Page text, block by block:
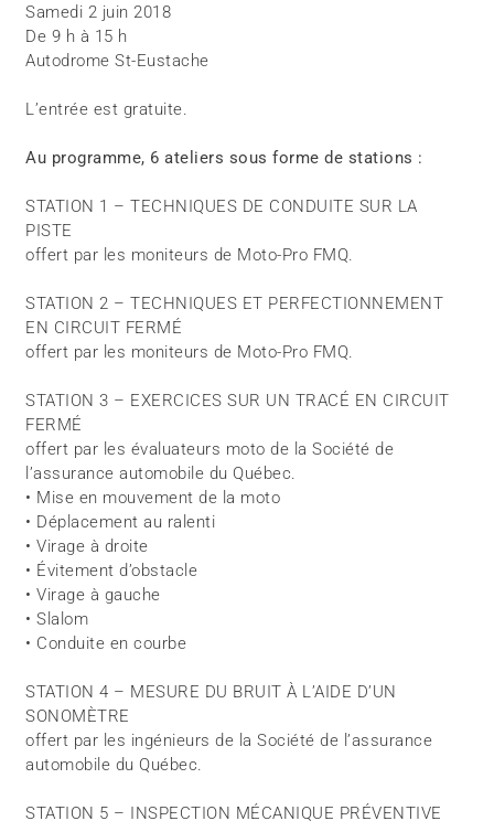
Samedi 2 juin 2018
De 9 h à 15 h
Autodrome St-Eustache
L’entrée est gratuite.
Au programme, 6 ateliers sous forme de stations :
STATION 1 – TECHNIQUES DE CONDUITE SUR LA
PISTE
offert par les moniteurs de Moto-Pro FMQ.
STATION 2 – TECHNIQUES ET PERFECTIONNEMENT
EN CIRCUIT FERMÉ
offert par les moniteurs de Moto-Pro FMQ.
STATION 3 – EXERCICES SUR UN TRACÉ EN CIRCUIT
FERMÉ
offert par les évaluateurs moto de la Société de
l’assurance automobile du Québec.
• Mise en mouvement de la moto
• Déplacement au ralenti
• Virage à droite
• Évitement d’obstacle
• Virage à gauche
• Slalom
• Conduite en courbe
STATION 4 – MESURE DU BRUIT À L’AIDE D’UN
SONOMÈTRE
offert par les ingénieurs de la Société de l’assurance
automobile du Québec.
STATION 5 – INSPECTION MÉCANIQUE PRÉVENTIVE